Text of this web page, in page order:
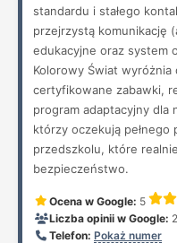
standardu i stałego
przejrzystą komunikację
edukacyjne oraz system
Kolorowy Świat wyróżnia
certyfikowane zabawki,
program adaptacyjny dla
którzy oczekują
przedszkolu, które
bezpieczeństwo.
Ocena w Google: 5
Liczba opinii w Google:
Telefon: Pokaż numer